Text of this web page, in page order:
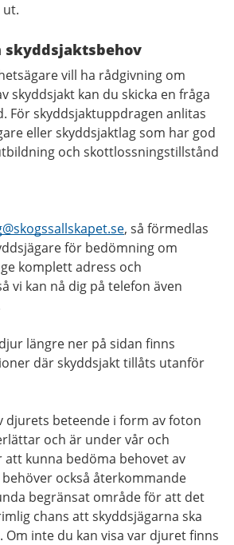
ut.
skyddsjaktsbehov
vill ha rådgivning om
skyddsjakt kan du skicka en fråga
För skyddsjaktuppdragen anlitas
eller skyddsjaktlag som har god
och skottlossningstillstånd
, så förmedlas
för bedömning om
komplett adress och
vi kan nå dig på telefon även
längre ner på sidan finns
där skyddsjakt tillåts utanför
djurets beteende i form av foton
och är under vår och
kunna bedöma behovet av
också återkommande
begränsat område för att det
chans att skyddsjägarna ska
inte du kan visa var djuret finns